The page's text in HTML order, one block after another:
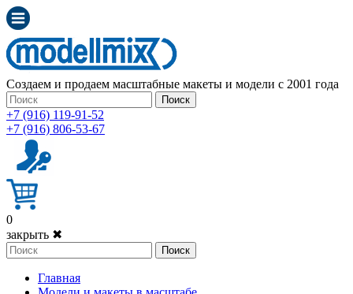
Создаем и продаем масштабные макеты и модели с 2001 года
Поиск
+7 (916) 119-91-52
+7 (916) 806-53-67
0
закрыть ✖
Поиск
Главная